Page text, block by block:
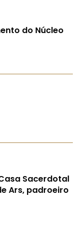
do Núcleo
Sacerdotal
Ars, padroeiro